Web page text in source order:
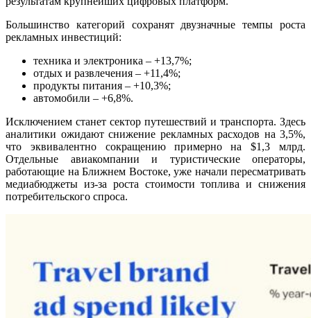
Большинство категорий сохранят двузначные темпы роста
рекламных инвестиций:
техника и электроника – +13,7%;
отдых и развлечения – +11,4%;
продукты питания – +10,3%;
автомобили – +6,8%.
Исключением станет сектор путешествий и транспорта. Здесь
аналитики ожидают снижение рекламных расходов на 3,5%,
что эквивалентно сокращению примерно на $1,3 млрд.
Отдельные авиакомпании и туристические операторы,
работающие на Ближнем Востоке, уже начали пересматривать
медиабюджеты из-за роста стоимости топлива и снижения
потребительского спроса.